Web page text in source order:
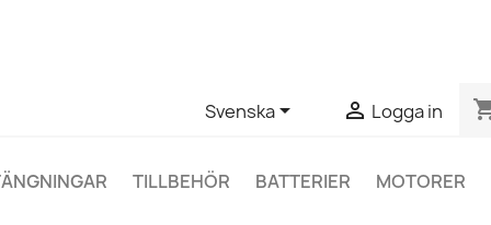
Svenska  Logga in
TILLBEHÖR BATTERIER MOTORER